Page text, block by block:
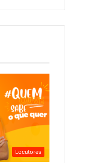
Locutores